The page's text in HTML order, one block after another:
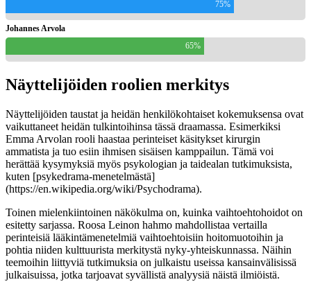
75%
Johannes Arvola
65%
Näyttelijöiden roolien merkitys
Näyttelijöiden taustat ja heidän henkilökohtaiset kokemuksensa ovat
vaikuttaneet heidän tulkintoihinsa tässä draamassa. Esimerkiksi
Emma Arvolan rooli haastaa perinteiset käsitykset kirurgin
ammatista ja tuo esiin ihmisen sisäisen kamppailun. Tämä voi
herättää kysymyksiä myös psykologian ja taidealan tutkimuksista,
kuten [psykedrama-menetelmästä]
(https://en.wikipedia.org/wiki/Psychodrama).
Toinen mielenkiintoinen näkökulma on, kuinka vaihtoehtohoidot on
esitetty sarjassa. Roosa Leinon hahmo mahdollistaa vertailla
perinteisiä lääkintämenetelmiä vaihtoehtoisiin hoitomuotoihin ja
pohtia niiden kulttuurista merkitystä nyky-yhteiskunnassa. Näihin
teemoihin liittyviä tutkimuksia on julkaistu useissa kansainvälisissä
julkaisuissa, jotka tarjoavat syvällistä analyysiä näistä ilmiöistä.